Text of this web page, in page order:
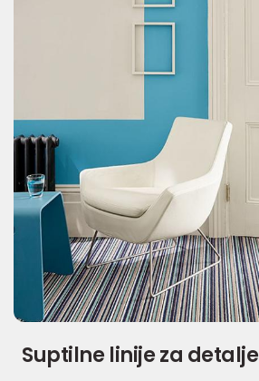
Suptilne linije za detalje